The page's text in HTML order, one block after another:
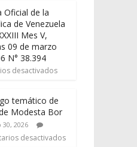
Oficial de la
de Venezuela
Mes V,
09 de marzo
N° 38.394
desactivados
temático de
Modesta Bor
30, 2026
desactivados